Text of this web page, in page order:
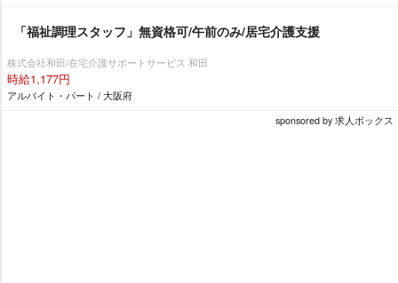
「福祉調理スタッフ」無資格可/午前のみ/居宅介護支援
株式会社和田/在宅介護サポートサービス 和田
時給1,177円
アルバイト・パート / 大阪府
sponsored by 求人ボックス